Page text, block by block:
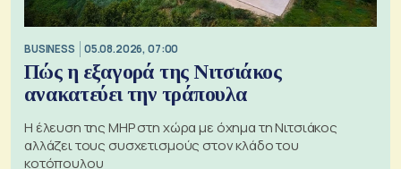
BUSINESS 05.08.2026, 07:00
Πώς η εξαγορά της Νιτσιάκος
ανακατεύει την τράπουλα
H έλευση της MHP στη χώρα με όχημα τη Νιτσιάκος
αλλάζει τους συσχετισμούς στον κλάδο του
κοτόπουλου